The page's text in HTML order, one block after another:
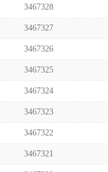
3467328
3467327
3467326
3467325
3467324
3467323
3467322
3467321